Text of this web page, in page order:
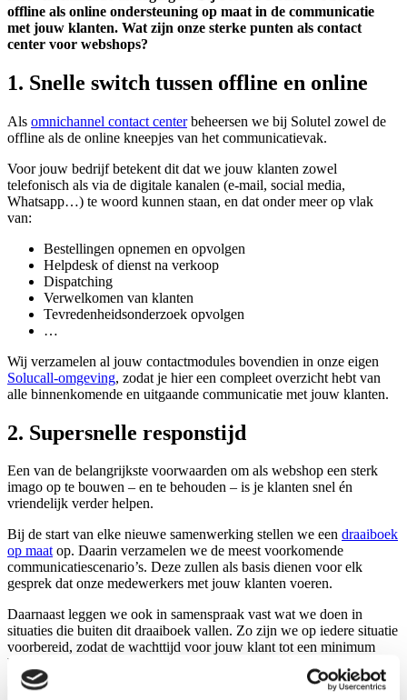
offline als online ondersteuning op maat in de communicatie
met jouw klanten. Wat zijn onze sterke punten als contact
center voor webshops?
1. Snelle switch tussen offline en online
Als omnichannel contact centerbeheersen we bij Solutel zowel de
offline als de online kneepjes van het communicatievak.
Voor jouw bedrijf betekent dit dat we jouw klanten zowel
telefonisch als via de digitale kanalen (e-mail, social media,
Whatsapp…) te woord kunnen staan, en dat onder meer op vlak
van:
Bestellingen opnemen en opvolgen
Helpdesk of dienst na verkoop
Dispatching
Verwelkomen van klanten
Tevredenheidsonderzoek opvolgen
…
Wij verzamelen al jouw contactmodules bovendien in onze eigen
Solucall-omgeving, zodat je hier een compleet overzicht hebt van
alle binnenkomende en uitgaande communicatie met jouw klanten.
2. Supersnelle responstijd
Een van de belangrijkste voorwaarden om als webshop een sterk
imago op te bouwen – en te behouden – is je klanten snel én
vriendelijk verder helpen.
Bij de start van elke nieuwe samenwerking stellen we een draaiboek
op maatop. Daarin verzamelen we de meest voorkomende
communicatiescenario’s. Deze zullen als basis dienen voor elk
gesprek dat onze medewerkers met jouw klanten voeren.
Daarnaast leggen we ook in samenspraak vast wat we doen in
situaties die buiten dit draaiboek vallen. Zo zijn we op iedere situatie
voorbereid, zodat de wachttijd voor jouw klant tot een minimum
beperkt blijft.
Naast onze digitale assistentie heb